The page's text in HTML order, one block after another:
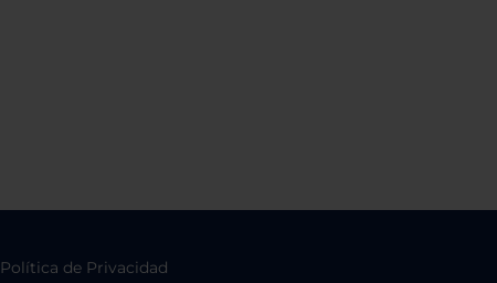
Política de Privacidad